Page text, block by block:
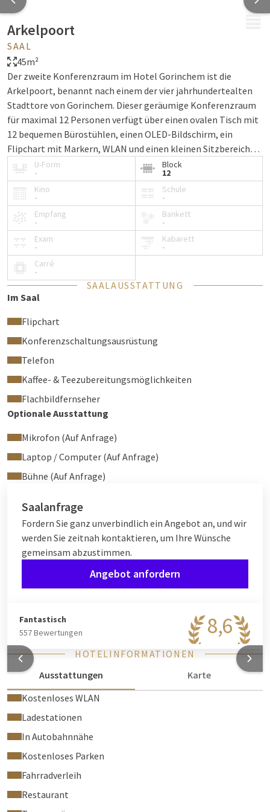
Arkelpoort
SAAL
45m²
Der zweite Konferenzraum im Hotel Gorinchem ist die
Arkelpoort, benannt nach einem der vier jahrhundertealten
Stadttore von Gorinchem. Dieser geräumige Konferenzraum
für maximal 12 Personen verfügt über einen ovalen Tisch mit
12 bequemen Bürostühlen, einen OLED-Bildschirm, ein
Flipchart mit Markern, WLAN und einen kleinen Sitzbereich
mit komfortablen Stühlen. Besucher der Arkelpoort können
den Parkplatz hinter dem Hotel kostenlos nutzen.
U-Form
-
Block
12
Kino
-
Schule
-
Empfang
-
Bankett
-
Exam
-
Kabarett
-
Carré
-
SAALAUSSTATTUNG
Im Saal
Flipchart
Konferenzschaltungsausrüstung
Telefon
Kaffee- & Teezubereitungsmöglichkeiten
Flachbildfernseher
Optionale Ausstattung
Mikrofon (Auf Anfrage)
Laptop / Computer (Auf Anfrage)
Bühne (Auf Anfrage)
Saalanfrage
Fordern Sie ganz unverbindlich ein Angebot an, und wir
werden Sie zeitnah kontaktieren, um Ihre Wünsche
gemeinsam abzustimmen.
Angebot anfordern
8,6
Fantastisch
557 Bewertungen
HOTELINFORMATIONEN
Ausstattungen
Karte
Kostenloses WLAN
Ladestationen
In Autobahnnähe
Kostenloses Parken
Fahrradverleih
Restaurant